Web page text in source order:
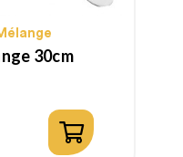
30cm